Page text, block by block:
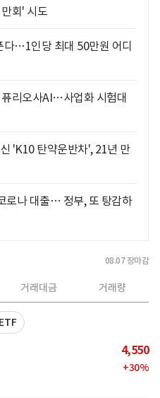
회' 시도
다…1인당 최대 50만원 어디
리오사AI…사업화 시험대
'K10 탄약운반차', 21년 만
로나 대출… 정부, 또 탕감하
08.07 장마감
거래대금 거래량
ETF
4,550
+30%